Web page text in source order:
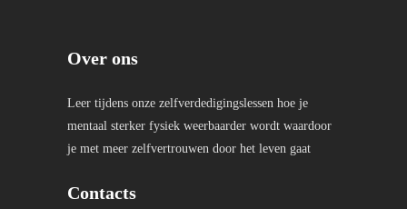
Over ons
Leer tijdens onze zelfverdedigingslessen hoe je
mentaal sterker fysiek weerbaarder wordt waardoor
je met meer zelfvertrouwen door het leven gaat
Contacts